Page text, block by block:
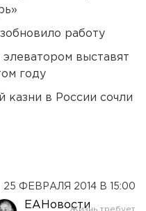
работу
выставят
году
казни в России сочли
25 ФЕВРАЛЯ 2014 В 15:00
ЕАНовости